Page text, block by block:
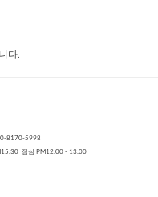
다.
8170-5998
점심 PM12:00 - 13:00